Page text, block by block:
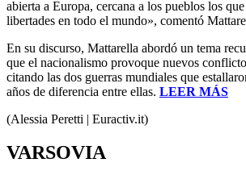
abierta a Europa, cercana a los pueblos los
libertades en todo el mundo», comentó
En su discurso, Mattarella abordó un tema
que el nacionalismo provoque nuevos
citando las dos guerras mundiales que
años de diferencia entre ellas. LEER MÁS
(Alessia Peretti | Euractiv.it)
VARSOVIA